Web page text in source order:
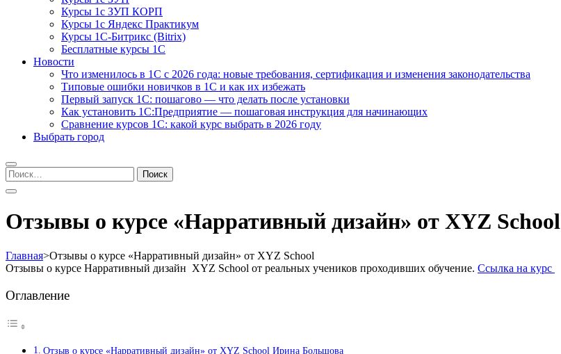
Курсы 1с ЗУП КОРП
Курсы 1с Яндекс Практикум
Курсы 1С-Битрикс (Bitrix)
Бесплатные курсы 1С
Новости
Что изменилось в 1С с 2026 года: новые требования, сертификация и изменения законодательства
Типовые ошибки новичков в 1С и как их избежать
Первый запуск 1С: пошагово — что делать после установки
Как установить 1С:Предприятие — пошаговая инструкция для начинающих
Сравнение курсов 1С: какой курс выбрать в 2026 году
Выбрать город
Найти:
Отзывы о курсе «Нарративный дизайн» от XYZ School
Главная>Отзывы о курсе «Нарративный дизайн» от XYZ School
Отзывы о курсе Нарративный дизайн XYZ School от реальных учеников проходивших обучение. Ссылка на курс
Оглавление
Отзыв о курсе «Нарративный дизайн» от XYZ School Ирина Большова